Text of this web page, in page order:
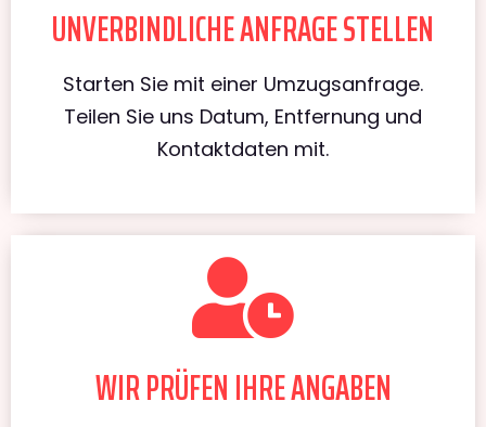
UNVERBINDLICHE ANFRAGE STELLEN
Starten Sie mit einer Umzugsanfrage.
Teilen Sie uns Datum, Entfernung und
Kontaktdaten mit.
WIR PRÜFEN IHRE ANGABEN